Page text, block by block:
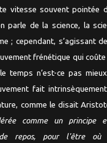
vitesse souvent pointée
parle de la science, la
; cependant, s’agissant
frénétique qui
temps n’est-ce pas
fait
comme le disait
comme un principe
repos, pour l'être où